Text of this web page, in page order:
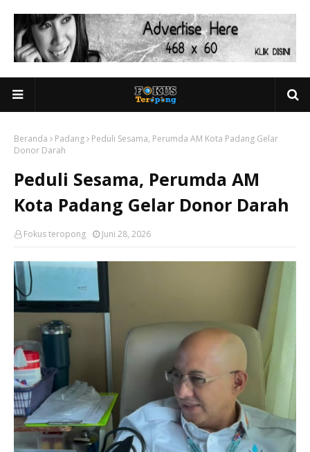
Beranda Padang
Peduli Sesama, Perumda AM Kota Padang Gelar
Donor Darah
Peduli Sesama, Perumda AM
Kota Padang Gelar Donor Darah
Fokus teropong Juni 28, 2026